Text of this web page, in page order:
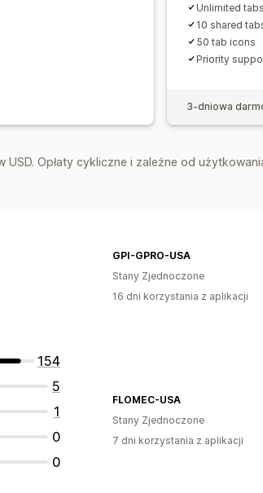
Unlimited
10 shared
50 tab icons
Priority
3-dniowa
USD. Opłaty cykliczne i zależne od
154
5
1
0
0
GPI-GPRO-USA
Stany Zjednoczone
16 dni korzystania z aplikacji
FLOMEC-USA
Stany Zjednoczone
7 dni korzystania z aplikacji